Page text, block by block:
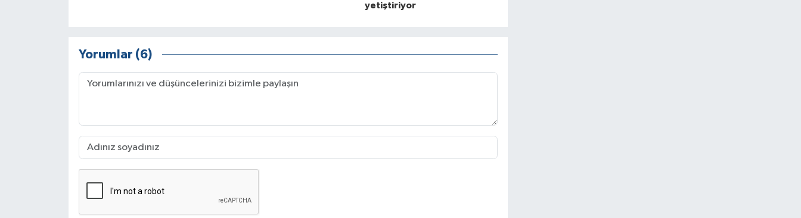
yetiştiriyor
Yorumlar (6)